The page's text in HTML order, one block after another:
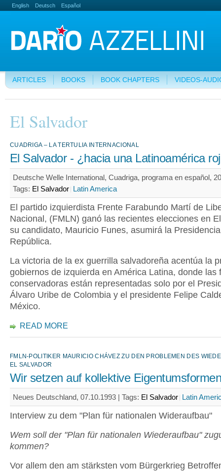
English Deutsch Español
ARTICLES BOOKS BOOK CHAPTERS VIDEOS-
El Salvador
CUADRIGA – LA TERTULIA INTERNACIONAL
El Salvador - ¿hacia una Latinoamérica
Deutsche Welle International, Cuadriga, programa en español,
Tags: El Salvador Latin America
El partido izquierdista Frente Farabundo Martí de
Nacional, (FMLN) ganó las recientes elecciones en
su candidato, Mauricio Funes, asumirá la
República.
La victoria de la ex guerrilla salvadoreña acentúa la
gobiernos de izquierda en América Latina, donde las
conservadoras están representadas solo por el
Álvaro Uribe de Colombia y el presidente Felipe
México.
READ MORE
FMLN-POLITIKER MAURICIO CHÁVEZ ZU DEN PROBLEMEN DES
EL SALVADOR
Wir setzen auf kollektive
Neues Deutschland, 07.10.1993 | Tags: El Salvador Latin
Interview zu dem "Plan für nationalen Wideraufbau"
Wem soll der "Plan für nationalen Wiederaufbau"
kommen?
Vor allem den am stärksten vom Bürgerkrieg